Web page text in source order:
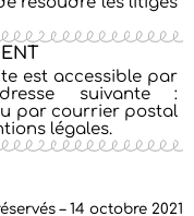
est accessible par
suivante :
par courrier postal
légales.
– 14 octobre 2021